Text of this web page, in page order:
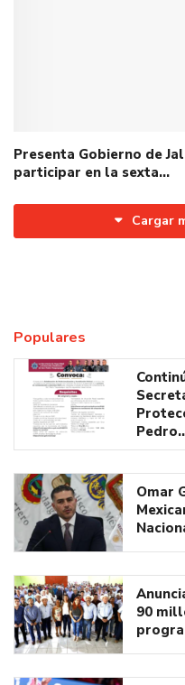
Presenta Gobierno de
participar en la sexta…
Cargar
Populares
Omar
90